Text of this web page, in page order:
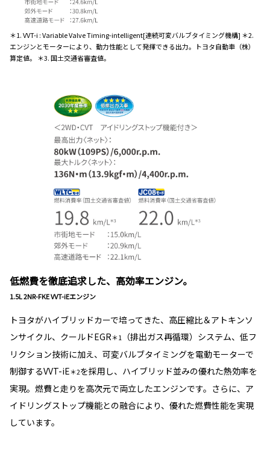
＊1. VVT-i : Variable Valve Timing-intelligent[連続可変バルブタイミング機構] ＊2.
エンジンとモーターにより、動力性能として発揮できる出力。トヨタ自動車（株）
算定値。 ＊3. 国土交通省審査値。
低燃費を徹底追求した、高効率エンジン。
1.5L 2NR-FKE VVT-iEエンジン
トヨタがハイブリッドカーで培ってきた、高圧縮比＆アトキンソ
ンサイクル、クールドEGR＊1
（排出ガス再循環）システム、低フ
リクション技術に加え、可変バルブタイミングを電動モーターで
制御するVVT-iE＊2を採用し、ハイブリッド並みの優れた熱効率を
実現。燃費と走りを高次元で両立したエンジンです。さらに、ア
イドリングストップ機能との融合により、優れた燃費性能を実現
しています。